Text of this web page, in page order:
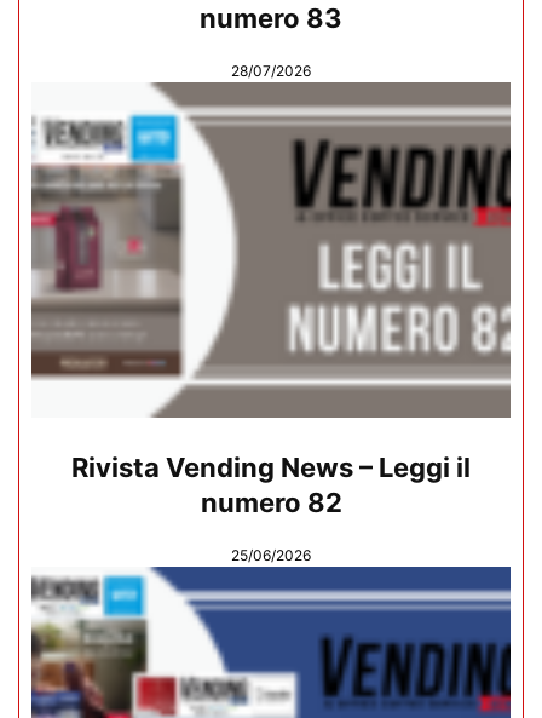
numero 83
28/07/2026
Rivista Vending News – Leggi il
numero 82
25/06/2026